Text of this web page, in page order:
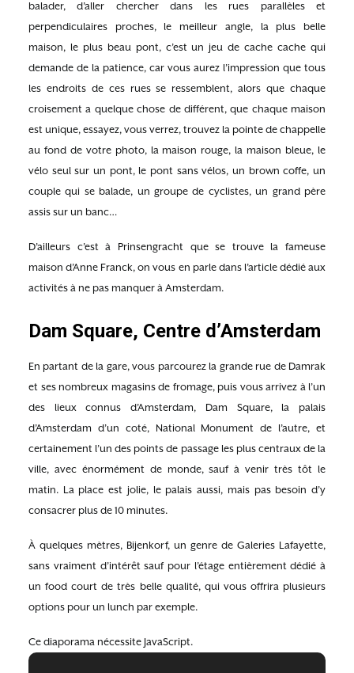
balader, d’aller chercher dans les rues parallèles et
perpendiculaires proches, le meilleur angle, la plus belle
maison, le plus beau pont, c’est un jeu de cache cache qui
demande de la patience, car vous aurez l’impression que tous
les endroits de ces rues se ressemblent, alors que chaque
croisement a quelque chose de différent, que chaque maison
est unique, essayez, vous verrez, trouvez la pointe de chappelle
au fond de votre photo, la maison rouge, la maison bleue, le
vélo seul sur un pont, le pont sans vélos, un brown coffe, un
couple qui se balade, un groupe de cyclistes, un grand père
assis sur un banc…
D’ailleurs c’est à Prinsengracht que se trouve la fameuse
maison d’Anne Franck, on vous en parle dans l’article dédié aux
activités à ne pas manquer à Amsterdam.
Dam Square, Centre d’Amsterdam
En partant de la gare, vous parcourez la grande rue de Damrak
et ses nombreux magasins de fromage, puis vous arrivez à l’un
des lieux connus d’Amsterdam, Dam Square, la palais
d’Amsterdam d’un coté, National Monument de l’autre, et
certainement l’un des points de passage les plus centraux de la
ville, avec énormément de monde, sauf à venir très tôt le
matin. La place est jolie, le palais aussi, mais pas besoin d’y
consacrer plus de 10 minutes.
À quelques mètres, Bijenkorf, un genre de Galeries Lafayette,
sans vraiment d’intérêt sauf pour l’étage entièrement dédié à
un food court de très belle qualité, qui vous offrira plusieurs
options pour un lunch par exemple.
Ce diaporama nécessite JavaScript.